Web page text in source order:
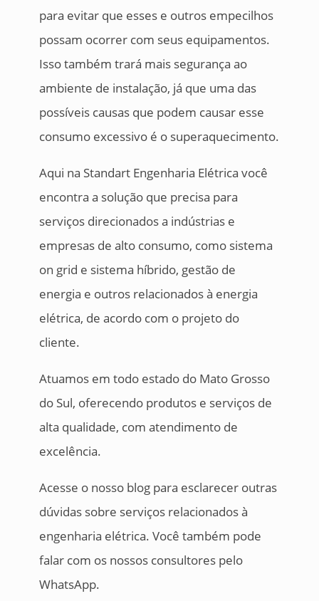
para evitar que esses e outros empecilhos
possam ocorrer com seus equipamentos.
Isso também trará mais segurança ao
ambiente de instalação, já que uma das
possíveis causas que podem causar esse
consumo excessivo é o superaquecimento.
Aqui na Standart Engenharia Elétrica você
encontra a solução que precisa para
serviços direcionados a indústrias e
empresas de alto consumo, como sistema
on grid e sistema híbrido, gestão de
energia e outros relacionados à energia
elétrica, de acordo com o projeto do
cliente.
Atuamos em todo estado do Mato Grosso
do Sul, oferecendo produtos e serviços de
alta qualidade, com atendimento de
excelência.
Acesse o nosso blog para esclarecer outras
dúvidas sobre serviços relacionados à
engenharia elétrica. Você também pode
falar com os nossos consultores pelo
WhatsApp.